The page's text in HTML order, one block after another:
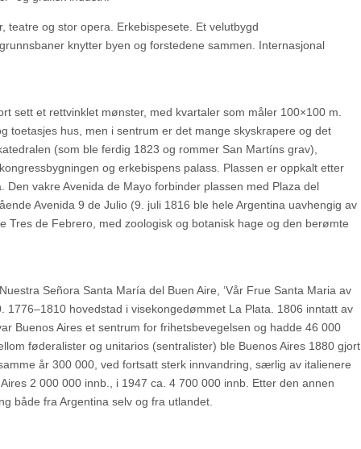
teatre og stor opera. Erkebispesete. Et velutbygd
knytter byen og forstedene sammen. Internasjonal
sett et rettvinklet mønster, med kvartaler som måler 100×100 m.
hus, men i sentrum er det mange skyskrapere og det
(som ble ferdig 1823 og rommer San Martíns grav),
og erkebispens palass. Plassen er oppkalt etter
vakre Avenida de Mayo forbinder plassen med Plaza del
Avenida 9 de Julio (9. juli 1816 ble hele Argentina uavhengig av
de Febrero, med zoologisk og botanisk hage og den berømte
Señora Santa María del Buen Aire, ‘Vår Frue Santa Maria av
hovedstad i visekongedømmet La Plata. 1806 inntatt av
Buenos Aires et sentrum for frihetsbevegelsen og hadde 46 000
føderalister og unitarios (sentralister) ble Buenos Aires 1880 gjort
år 300 000, ved fortsatt sterk innvandring, særlig av italienere
2 000 000 innb., i 1947 ca. 4 700 000 innb. Etter den annen
både fra Argentina selv og fra utlandet.